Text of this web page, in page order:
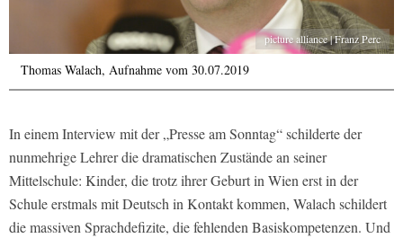
picture alliance | Franz Perc
Thomas Walach, Aufnahme vom 30.07.2019
In einem Interview mit der „Presse am Sonntag“ schilderte der
nunmehrige Lehrer die dramatischen Zustände an seiner
Mittelschule: Kinder, die trotz ihrer Geburt in Wien erst in der
Schule erstmals mit Deutsch in Kontakt kommen, Walach schildert
die massiven Sprachdefizite, die fehlenden Basiskompetenzen. Und